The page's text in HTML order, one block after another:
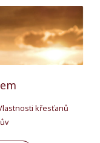
křesťanů